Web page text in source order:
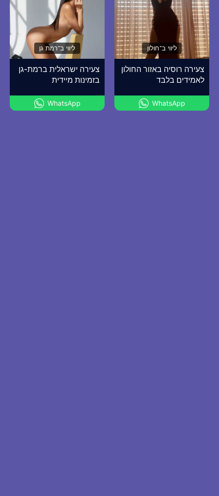
ליווי ב־חולון
צעירה רוסיה באזור החולון
לאמידים בלבד
WhatsApp
ליווי ב־רמת גן
צעירה ישראלית ברמת-גן
בזמינות מיידית
WhatsApp